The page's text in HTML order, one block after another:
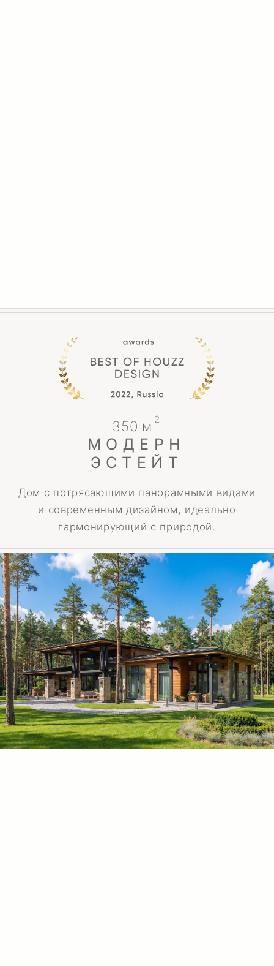
ГАРМОНИЯ
СТИХИЙ
Прекрасный дом в гармонии с природой
и новейшими архитектурными решениями,
дополненный внутренним водопадом,
создающим уникальную атмосферу уюта
и современности.
2